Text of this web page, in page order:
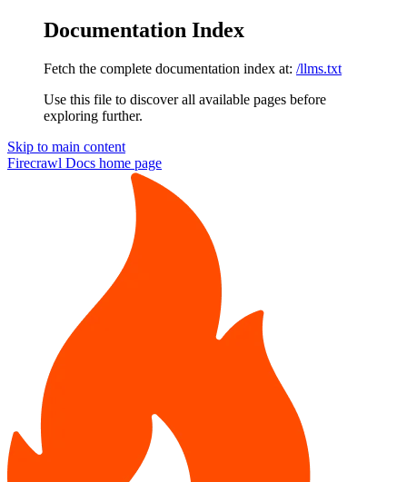
Documentation Index
Fetch the complete documentation index at: /llms.txt
Use this file to discover all available pages before
exploring further.
Skip to main content
Firecrawl Docs home page